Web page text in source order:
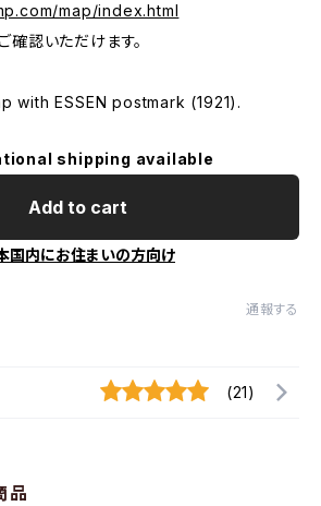
map/index.html
認いただけます。
with ESSEN postmark (1921).
shipping available
Add to cart
国内にお住まいの方向け
通報する
(21)
品